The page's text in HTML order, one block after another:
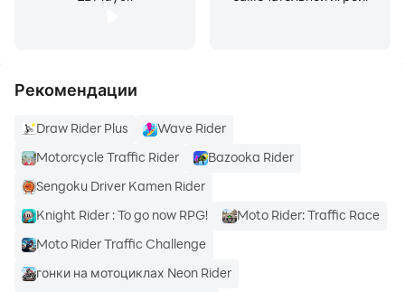
Рекомендации
Draw Rider Plus
Wave Rider
Motorcycle Traffic Rider
Bazooka Rider
Sengoku Driver Kamen Rider
Knight Rider : To go now RPG!
Moto Rider: Traffic Race
Moto Rider Traffic Challenge
гонки на мотоциклах Neon Rider